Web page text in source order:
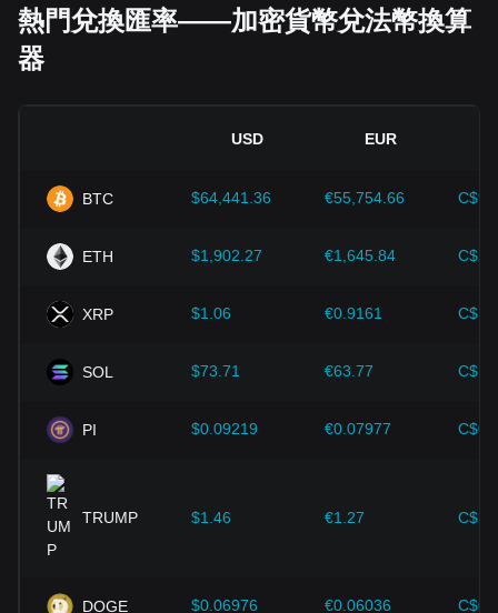
經濟成長等關鍵指標）對法幣價值起決定性作用，間接影響
PI/BRL 的匯率。例如：高通膨可能削弱市場對法幣的信任，
促使投資者尋求比特幣等加密資產作為避險工具，進而推高其
價格。
性的提升，都為比特幣等加密貨幣的價值成長提供了強而有力
投資者需深入了解這些因素，以避免做出錯誤決策。在綜合考
勢，並根據市場變化及時調整投資策略。
熱門兌換匯率——加密貨幣兌法幣換算
器
USD EUR
BTC $64,441.36 €55,754.66
ETH $1,902.27 €1,645.84
XRP $1.06 €0.9161
SOL $73.71 €63.77
PI $0.09219 €0.07977
TRUMP $1.46 €1.27
DOGE $0.06976 €0.06036